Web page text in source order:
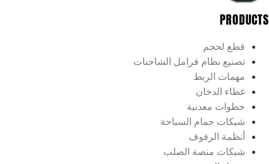
نظام فرامل الشاحنات
الربط
معدنية
حمام السباحة
الرفوف
منصة الصلب